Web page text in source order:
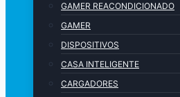
GAMER REACONDICIONADO
GAMER
DISPOSITIVOS
CASA INTELIGENTE
CARGADORES